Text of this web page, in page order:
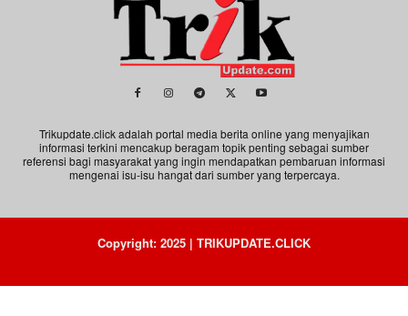
Trikupdate.click adalah portal media berita online yang menyajikan
informasi terkini mencakup beragam topik penting sebagai sumber
referensi bagi masyarakat yang ingin mendapatkan pembaruan informasi
mengenai isu-isu hangat dari sumber yang terpercaya.
Copyright: 2025 | TRIKUPDATE.CLICK